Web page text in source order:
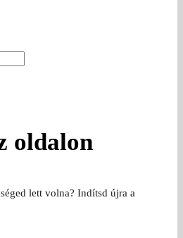
oldalon
lett volna? Indítsd újra a